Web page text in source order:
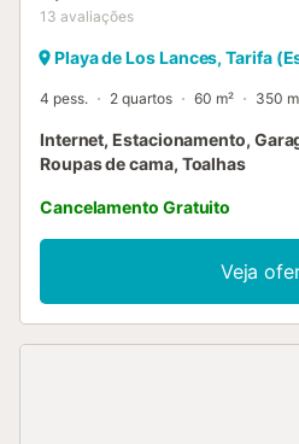
13 avaliações
Playa de Los Lances, Tarifa
4 pess. 2 quartos 60 m² 350
Internet, Estacionamento,
Roupas de cama, Toalhas
Cancelamento Gratuito
Veja